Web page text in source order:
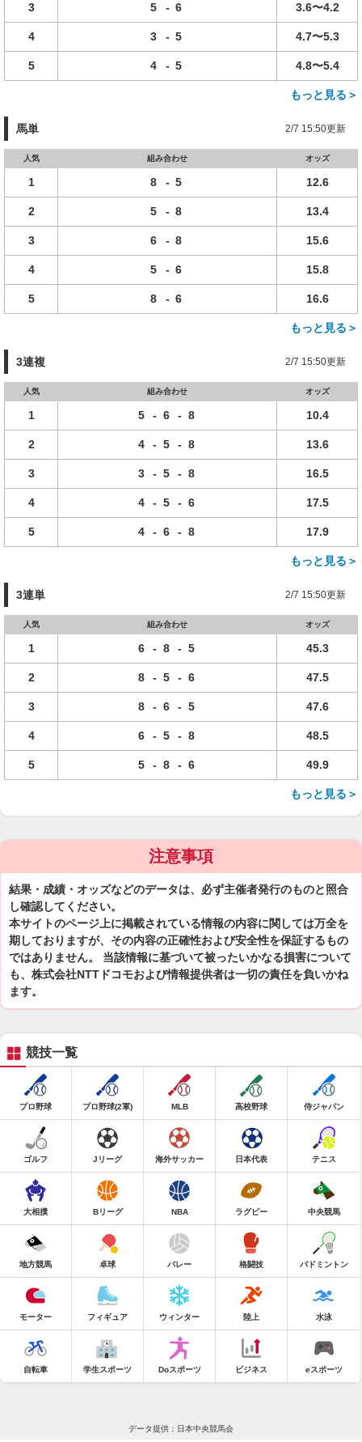
3 5 - 6 3.6〜4.2
4 3 - 5 4.7〜5.3
5 4 - 5 4.8〜5.4
もっと見る＞
馬単 2/7 15:50更新
人気 組み合わせ オッズ
1 8 - 5 12.6
2 5 - 8 13.4
3 6 - 8 15.6
4 5 - 6 15.8
5 8 - 6 16.6
もっと見る＞
3連複 2/7 15:50更新
人気 組み合わせ オッズ
1 5 - 6 - 8 10.4
2 4 - 5 - 8 13.6
3 3 - 5 - 8 16.5
4 4 - 5 - 6 17.5
5 4 - 6 - 8 17.9
もっと見る＞
3連単 2/7 15:50更新
人気 組み合わせ オッズ
1 6 - 8 - 5 45.3
2 8 - 5 - 6 47.5
3 8 - 6 - 5 47.6
4 6 - 5 - 8 48.5
5 5 - 8 - 6 49.9
もっと見る＞
注意事項
結果・成績・オッズなどのデータは、必ず主催者発行のものと照合
し確認してください。
本サイトのページ上に掲載されている情報の内容に関しては万全を
期しておりますが、その内容の正確性および安全性を保証するもの
ではありません。 当該情報に基づいて被ったいかなる損害について
も、株式会社NTTドコモおよび情報提供者は一切の責任を負いかね
ます。
競技一覧
プロ野球 プロ野球(2軍) MLB 高校野球 侍ジャパン
ゴルフ Jリーグ 海外サッカー 日本代表 テニス
大相撲 Bリーグ NBA ラグビー 中央競馬
地方競馬 卓球 バレー 格闘技 バドミントン
モーター フィギュア ウィンター 陸上 水泳
自転車 学生スポーツ Doスポーツ ビジネス eスポーツ
データ提供：日本中央競馬会